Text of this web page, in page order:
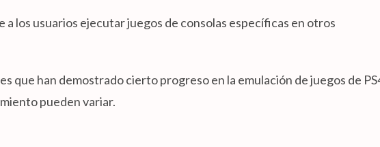
los usuarios ejecutar juegos de consolas específicas en otros
que han demostrado cierto progreso en la emulación de juegos de
pueden variar.